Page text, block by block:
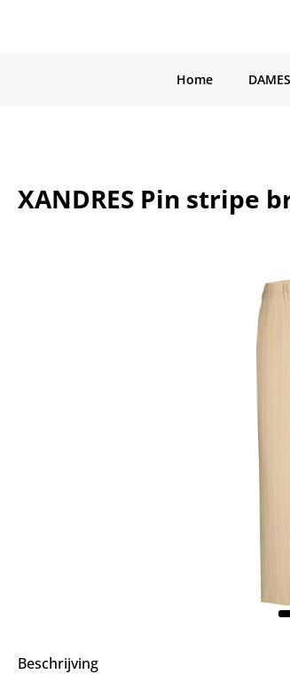
Home DAMES
XANDRES Pin stripe
Beschrijving